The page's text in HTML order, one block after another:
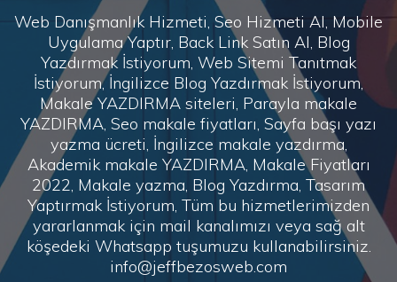
Web Danışmanlık Hizmeti, Seo Hizmeti Al, Mobile
Uygulama Yaptır, Back Link Satın Al, Blog
Yazdırmak İstiyorum, Web Sitemi Tanıtmak
İstiyorum, İngilizce Blog Yazdırmak İstiyorum,
Makale YAZDIRMA siteleri, Parayla makale
YAZDIRMA, Seo makale fiyatları, Sayfa başı yazı
yazma ücreti, İngilizce makale yazdırma,
Akademik makale YAZDIRMA, Makale Fiyatları
2022, Makale yazma, Blog Yazdırma, Tasarım
Yaptırmak İstiyorum, Tüm bu hizmetlerimizden
yararlanmak için mail kanalımızı veya sağ alt
köşedeki Whatsapp tuşumuzu kullanabilirsiniz.
info@jeffbezosweb.com